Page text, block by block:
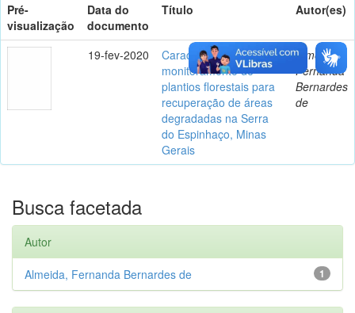
Pré-
visualização
Data do
documento
Título Autor(es)
19-fev-2020
Caracterização e
monitoramento de
plantios florestais para
recuperação de áreas
degradadas na Serra
do Espinhaço, Minas
Gerais
Almeida,
Fernanda
Bernardes
de
Busca facetada
Autor
1
Almeida, Fernanda Bernardes de